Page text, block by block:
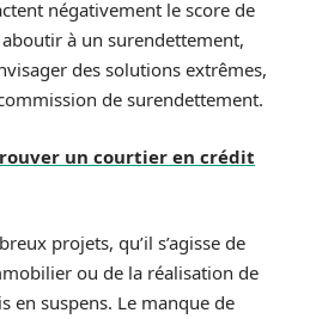
négativement le score de
à un surendettement,
des solutions extrêmes,
de surendettement.
un courtier en crédit
projets, qu’il s’agisse de
ou de la réalisation de
en suspens. Le manque de